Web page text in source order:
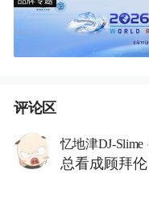
评论区
忆地津DJ-Slime ·
总看成顾拜伦